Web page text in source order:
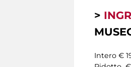
>
Intero €